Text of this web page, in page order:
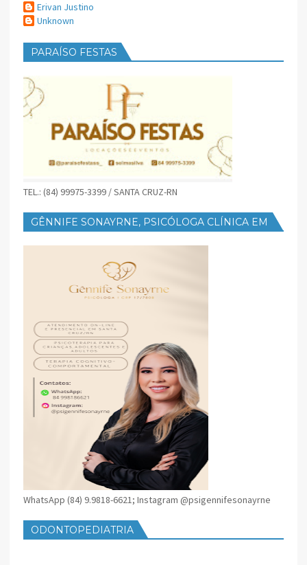
Erivan Justino
Unknown
PARAÍSO FESTAS
TEL.: (84) 99975-3399 / SANTA CRUZ-RN
GÊNNIFE SONAYRNE, PSICÓLOGA CLÍNICA EM
WhatsApp (84) 9.9818-6621; Instagram @psigennifesonayrne
ODONTOPEDIATRIA